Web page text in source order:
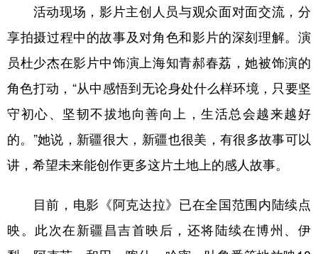
活动现场，影片主创人员与观众面对面交流，分
享拍摄过程中的故事及对角色和影片的深刻理解。演
员杜少杰在影片中饰演上海知青郝春荔，她被饰演的
角色打动，“从中感悟到无论身处什么样环境，只要坚
守初心、坚韧不拔地向善向上，生活总会越来越好
的。”她说，新疆很大，新疆也很美，有很多故事可以
讲，希望未来能创作更多这片土地上的感人故事。
目前，电影《阿克达拉》已在全国范围内陆续点
映。此次在新疆昌吉首映后，还将陆续在博州、伊